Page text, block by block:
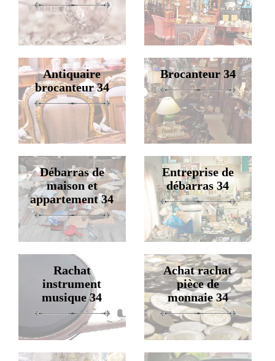
Antiquaire
brocanteur 34
Brocanteur 34
Débarras de
maison et
appartement 34
Entreprise de
débarras 34
Rachat
instrument
musique 34
Achat rachat
pièce de
monnaie 34